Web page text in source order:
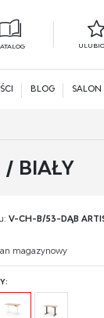
BLOG
/ BIAŁY
V-CH-B/53-DĄB
magazynowy